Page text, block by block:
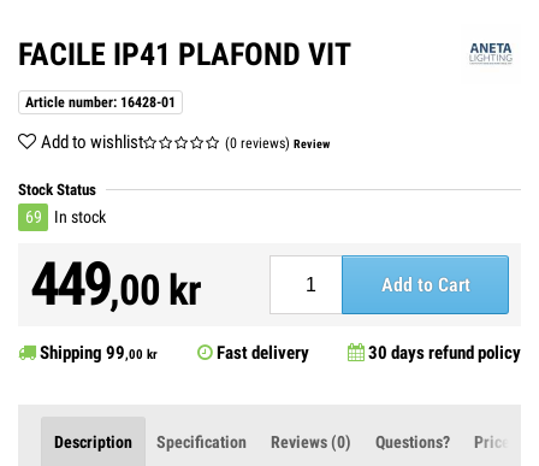
FACILE IP41 PLAFOND VIT
Article number: 16428-01
Add to wishlist (0 reviews) Review
Stock Status
69 In stock
449,00 kr Add to Cart
Shipping 99,00 kr Fast delivery 30 days refund policy
Description Specification Reviews (0) Questions? Price